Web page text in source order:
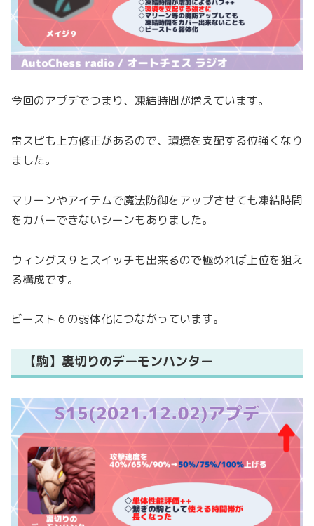
今回のアプデでつまり、凍結時間が増えています。
雷スピも上方修正があるので、環境を支配する位強くなり
ました。
マリーンやアイテムで魔法防御をアップさせても凍結時間
をカバーできないシーンもありました。
ウィングス９とスイッチも出来るので極めれば上位を狙え
る構成です。
ビースト６の弱体化につながっています。
【駒】裏切りのデーモンハンター